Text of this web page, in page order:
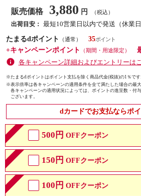
販売価格 3,880 円 （税込）
出荷目安： 最短10営業日以内で発送（休業
たまるdポイント
（通常）
35
+キャンペーンポイント
（期間・用途限定）
各キャンペーン詳細およびエントリーは
※たまるdポイントはポイント支払を除く商品代金(税抜)の1％です
※表示倍率は各キャンペーンの適用条件を全て満たした場合の最大
各キャンペーンの適用状況によっては、ポイントの進呈数・付
ございます。
dカードでお支払ならポ
500円 OFFクーポン
150円 OFFクーポン
100円 OFFクーポン